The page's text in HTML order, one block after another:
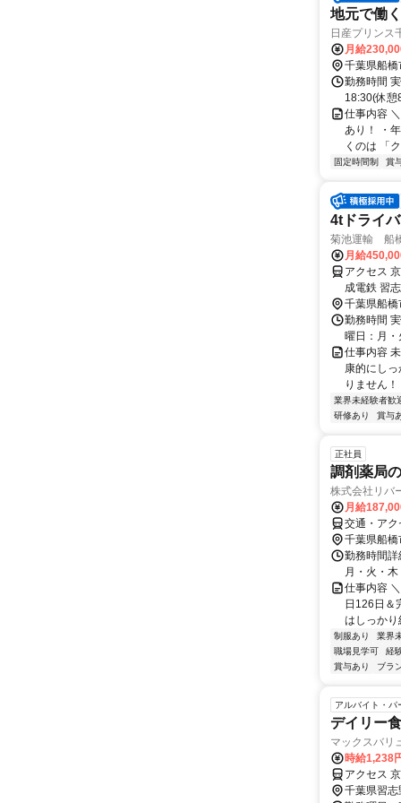
地元で働
日産プリン
月給
千葉県船橋
勤務時間
18:30(休
仕事内容
あり！ ・
くのは 「
固定時間制 賞
4tドライ
菊池運輸 船
月給
アクセス
成電鉄 習
千葉県船橋
勤務時間
曜日：月
仕事内容
康的にし
りません
業界未経験者歓
研修あり
賞与
正社員
調剤薬局
株式会社リバ
月給
交通・ア
千葉県船橋
勤務時間
月・火・
仕事内容
日126日＆
はしっかり
制服あり
業界
職場見学可
経
賞与あり
ブラ
アルバイト・パ
デイリー
マックスバリ
時給1,238
アクセス
千葉県習志